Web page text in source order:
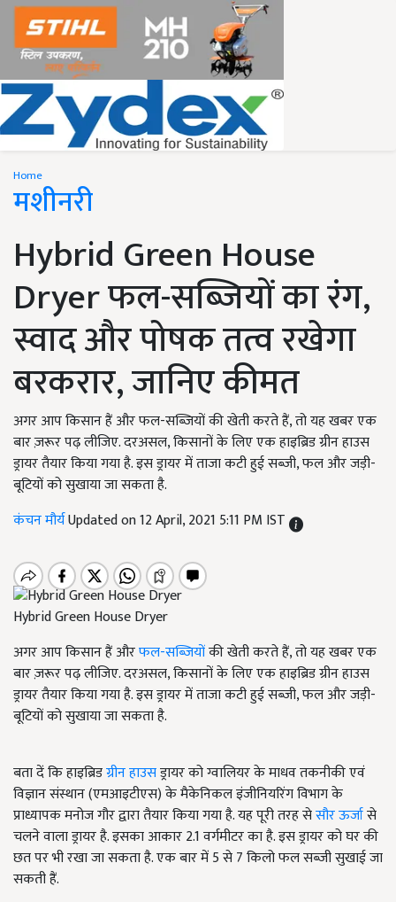
Home
मशीनरी
Hybrid Green House
Dryer फल-सब्जियों का रंग,
स्वाद और पोषक तत्व रखेगा
बरकरार, जानिए कीमत
अगर आप किसान हैं और फल-सब्जियों की खेती करते हैं, तो यह खबर एक
बार ज़रूर पढ़ लीजिए. दरअसल, किसानों के लिए एक हाइब्रिड ग्रीन हाउस
ड्रायर तैयार किया गया है. इस ड्रायर में ताजा कटी हुई सब्जी, फल और जड़ी-
बूटियों को सुखाया जा सकता है.
कंचन मौर्यUpdated on 12 April, 2021 5:11 PM IST
Hybrid Green House Dryer
अगर आप किसान हैं औरफल-सब्जियोंकी खेती करते हैं, तो यह खबर एक
बार ज़रूर पढ़ लीजिए. दरअसल, किसानों के लिए एक हाइब्रिड ग्रीन हाउस
ड्रायर तैयार किया गया है. इस ड्रायर में ताजा कटी हुई सब्जी, फल और जड़ी-
बूटियों को सुखाया जा सकता है.
बता दें कि हाइब्रिडग्रीन हाउसड्रायर को ग्वालियर के माधव तकनीकी एवं
विज्ञान संस्थान (एमआइटीएस) के मैकेनिकल इंजीनियरिंग विभाग के
प्राध्यापक मनोज गौर द्वारा तैयार किया गया है. यह पूरी तरह सेसौर ऊर्जासे
चलने वाला ड्रायर है. इसका आकार 2.1 वर्गमीटर का है. इस ड्रायर को घर की
छत पर भी रखा जा सकता है. एक बार में 5 से 7 किलो फल सब्जी सुखाई जा
सकती हैं.